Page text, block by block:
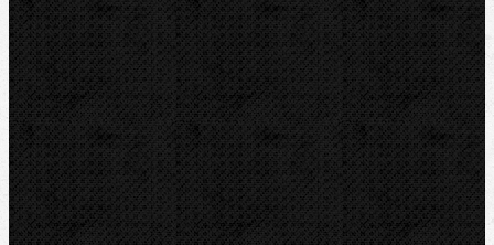
Sortiment
Akce
Bazar